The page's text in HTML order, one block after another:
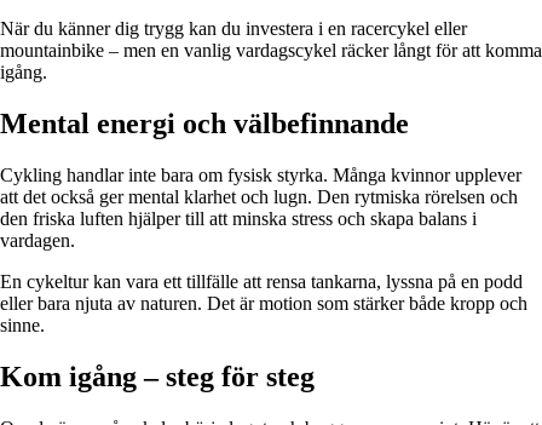
När du känner dig trygg kan du investera i en racercykel eller
mountainbike – men en vanlig vardagscykel räcker långt för att komma
igång.
Mental energi och välbefinnande
Cykling handlar inte bara om fysisk styrka. Många kvinnor upplever
att det också ger mental klarhet och lugn. Den rytmiska rörelsen och
den friska luften hjälper till att minska stress och skapa balans i
vardagen.
En cykeltur kan vara ett tillfälle att rensa tankarna, lyssna på en podd
eller bara njuta av naturen. Det är motion som stärker både kropp och
sinne.
Kom igång – steg för steg